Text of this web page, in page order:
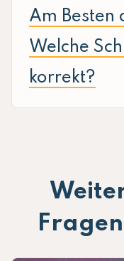
Am Besten
Welche
korrekt?